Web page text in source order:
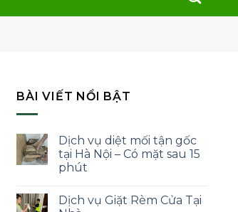
BÀI VIẾT NỔI BẬT
Dịch vụ diệt mối tận gốc
tại Hà Nội – Có mặt sau 15
phút
Dịch vụ Giặt Rèm Cửa Tại